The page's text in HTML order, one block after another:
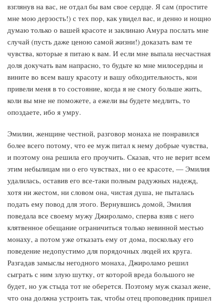
взглянув на вас, не отдал бы вам свое сердце. Я сам (простите
мне мою дерзость!) с тех пор, как увидел вас, и денно и нощно
думаю только о вашей красоте и заклинаю Амура послать мне
случай (пусть даже ценою самой жизни!) доказать вам те
чувства, которые я питаю к вам. И если мне выпала несчастная
доля докучать вам напрасно, то будьте ко мне милосердны и
вините во всем вашу красоту и вашу обходительность, кои
привели меня в то состояние, когда я не смогу больше жить,
коли вы мне не поможете, а ежели вы будете медлить, то
опоздаете, ибо я умру.
Эмилии, женщине честной, разговор монаха не понравился
более всего потому, что ее муж питал к нему добрые чувства,
и поэтому она решила его проучить. Сказав, что не верит всем
этим небылицам ни о его чувствах, ни о ее красоте, — Эмилия
удалилась, оставив его все-таки полным радужных надежд,
хотя ни жестом, ни словом она, чистая душа, не пыталась
подать ему повод для этого. Вернувшись домой, Эмилия
поведала все своему мужу Джироламо, сперва взяв с него
клятвенное обещание ограничиться только невинной местью
монаху, а потом уже отказать ему от дома, поскольку его
поведение недопустимо для порядочных людей их круга.
Разгадав замыслы негодного монаха, Джироламо решил
сыграть с ним злую шутку, от которой вреда большого не
будет, но уж стыда тот не оберется. Поэтому муж сказал жене,
что она должна устроить так, чтобы отец проповедник пришел